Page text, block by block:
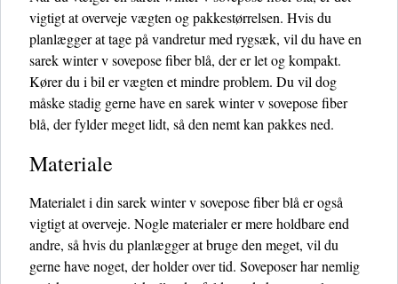
vigtigt at overveje vægten og pakkestørrelsen. Hvis du
planlægger at tage på vandretur med rygsæk, vil du have en
sarek winter v sovepose fiber blå, der er let og kompakt.
Kører du i bil er vægten et mindre problem. Du vil dog
måske stadig gerne have en sarek winter v sovepose fiber
blå, der fylder meget lidt, så den nemt kan pakkes ned.
Materiale
Materialet i din sarek winter v sovepose fiber blå er også
vigtigt at overveje. Nogle materialer er mere holdbare end
andre, så hvis du planlægger at bruge den meget, vil du
gerne have noget, der holder over tid. Soveposer har nemlig